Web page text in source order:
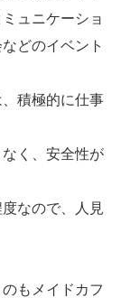
ュニケーショ
どのイベント
積極的に仕事
く、安全性が
なので、人見
もメイドカフ